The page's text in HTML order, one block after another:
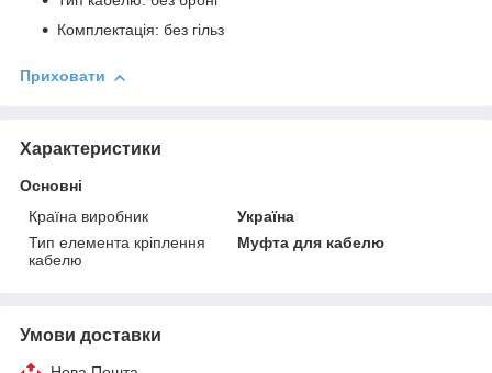
Комплектація: без гільз
Приховати
Характеристики
Основні
Країна виробник
Україна
Тип елемента кріплення
кабелю
Муфта для кабелю
Умови доставки